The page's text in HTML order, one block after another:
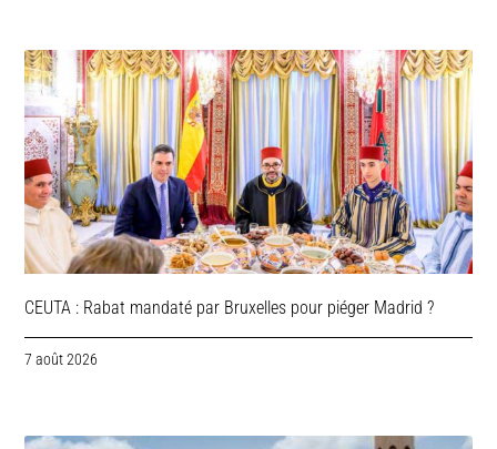
CEUTA : Rabat mandaté par Bruxelles pour piéger Madrid ?
7 août 2026